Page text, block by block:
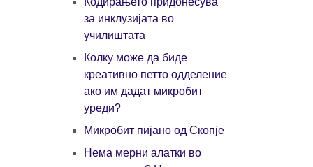
за инклузијата во
училиштата
Колку може да биде
креативно петто одделение
ако им дадат микробит
уреди?
Микробит пијано од Скопје
Нема мерни алатки во